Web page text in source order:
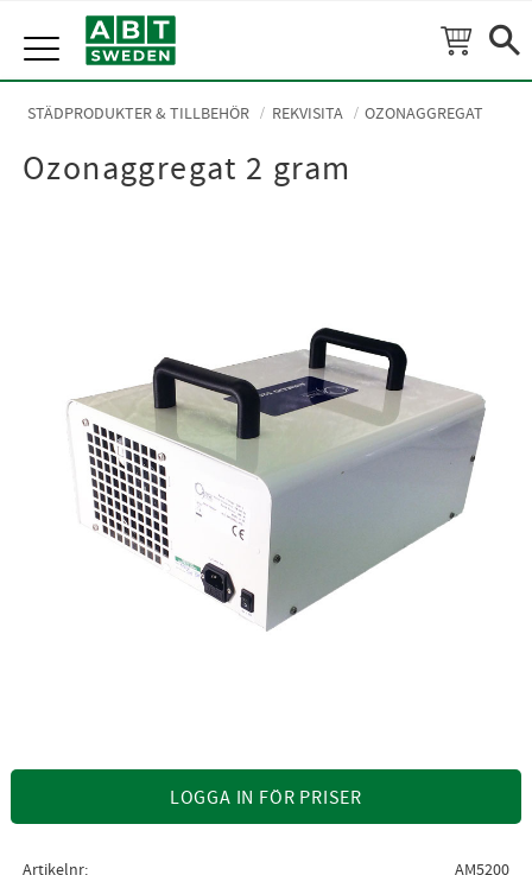
Meny
STÄDPRODUKTER & TILLBEHÖR REKVISITA OZONAGGREGAT
Ozonaggregat 2 gram
LOGGA IN FÖR PRISER
Artikelnr AM5200